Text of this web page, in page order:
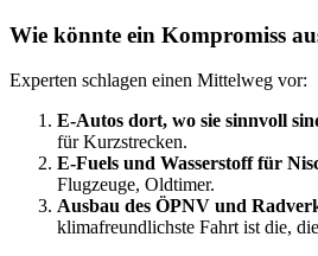
Wie könnte ein Kompromiss
Experten schlagen einen Mittelweg vor:
E-Autos dort, wo sie sinnvoll
für Kurzstrecken.
E-Fuels und Wasserstoff für
Flugzeuge, Oldtimer.
Ausbau des ÖPNV und
klimafreundlichste Fahrt ist die,